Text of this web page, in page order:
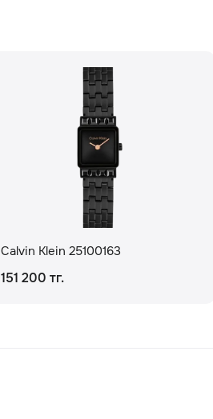
Calvin Klein 25100163
151 200 тг.